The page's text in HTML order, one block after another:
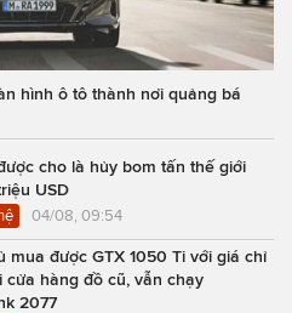
hình ô tô thành nơi quảng bá
cho là hủy bom tấn thế giới
USD
04/08, 09:54
mua được GTX 1050 Ti với giá chỉ
cửa hàng đồ cũ, vẫn chạy
2077